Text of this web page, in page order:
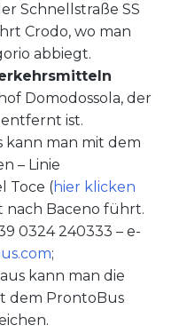
Schnellstraße SS
Crodo, wo man
abbiegt.
Domodossola, der
ist.
kann man mit dem
– Linie
Toce (hier klicken
nach Baceno führt.
0324 240333 – e-
;
kann man die
dem ProntoBus